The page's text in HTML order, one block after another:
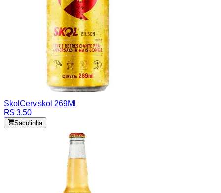
Skol Cerv.skol 269Ml
R$ 3,50
Sacolinha